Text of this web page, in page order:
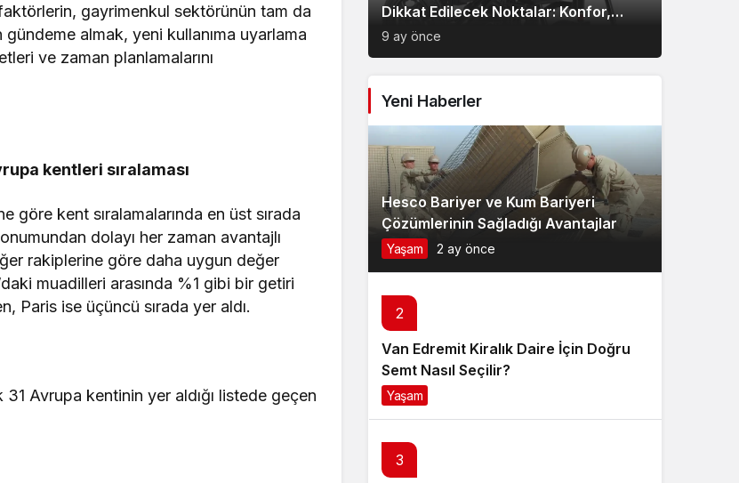
gayrimenkul sektörünün tam da
almak, yeni kullanıma uyarlama
ve zaman planlamalarını
kentleri sıralaması
göre kent sıralamalarında en üst sırada
dolayı her zaman avantajlı
rakiplerine göre daha uygun değer
muadilleri arasında %1 gibi bir getiri
Paris ise üçüncü sırada yer aldı.
Avrupa kentinin yer aldığı listede geçen
Dikkat Edilecek Noktalar: Konfor,
Güvenlik ve Doğru Model Tercihi
9 ay önce
Yeni Haberler
Hesco Bariyer ve Kum Bariyeri
Çözümlerinin Sağladığı Avantajlar
Yaşam 2 ay önce
2
Van Edremit Kiralık Daire İçin Doğru
Semt Nasıl Seçilir?
Yaşam
3